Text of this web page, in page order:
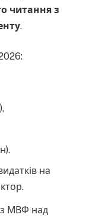
читання з
.
на
з МВФ над